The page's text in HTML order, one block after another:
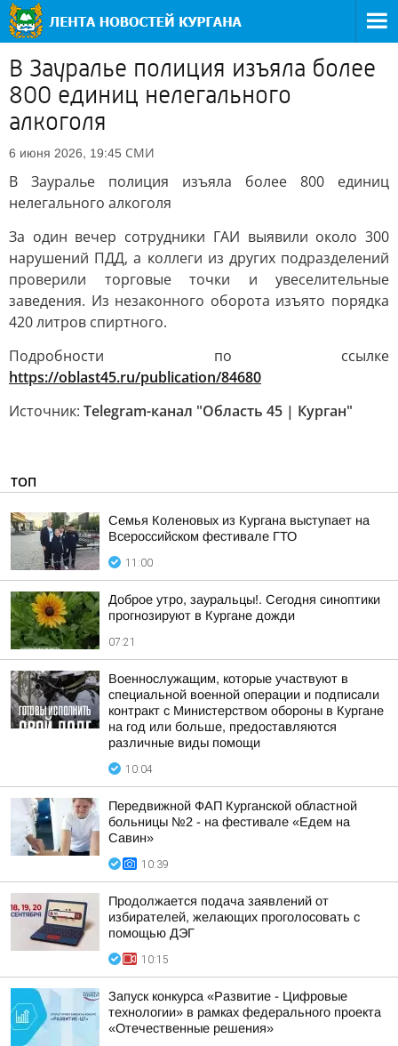
В Зауралье полиция изъяла более
800 единиц нелегального
алкоголя
6 июня 2026, 19:45 СМИ
В Зауралье полиция изъяла более 800 единиц
нелегального алкоголя
За один вечер сотрудники ГАИ выявили около 300
нарушений ПДД, а коллеги из других подразделений
проверили торговые точки и увеселительные
заведения. Из незаконного оборота изъято порядка
420 литров спиртного.
Подробности по ссылке
https://oblast45.ru/publication/84680
Источник: Telegram-канал "Область 45 | Курган"
ТОП
Семья Коленовых из Кургана выступает на
Всероссийском фестивале ГТО
11:00
Доброе утро, зауральцы!. Сегодня синоптики
прогнозируют в Кургане дожди
07:21
Военнослужащим, которые участвуют в
специальной военной операции и подписали
контракт с Министерством обороны в Кургане
на год или больше, предоставляются
различные виды помощи
10:04
Передвижной ФАП Курганской областной
больницы №2 - на фестивале «Едем на
Савин»
10:39
Продолжается подача заявлений от
избирателей, желающих проголосовать с
помощью ДЭГ
10:15
Запуск конкурса «Развитие - Цифровые
технологии» в рамках федерального проекта
«Отечественные решения»